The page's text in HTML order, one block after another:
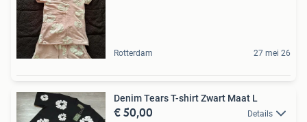
Rotterdam 27 mei 26
Denim Tears T-shirt Zwart Maat L
€ 50,00 Details